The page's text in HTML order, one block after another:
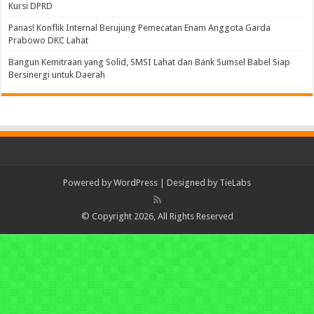
Kursi DPRD
Panas! Konflik Internal Berujung Pemecatan Enam Anggota Garda
Prabowo DKC Lahat
Bangun Kemitraan yang Solid, SMSI Lahat dan Bank Sumsel Babel Siap
Bersinergi untuk Daerah
Powered by WordPress | Designed by TieLabs
© Copyright 2026, All Rights Reserved